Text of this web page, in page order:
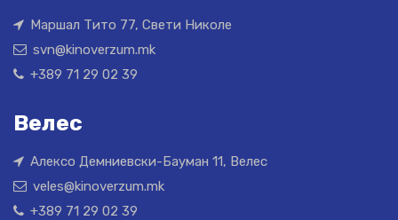
Маршал Тито 77, Свети Николе
svn@kinoverzum.mk
+389 71 29 02 39
Велес
Алексо Демниевски-Бауман 11, Велес
veles@kinoverzum.mk
+389 71 29 02 39